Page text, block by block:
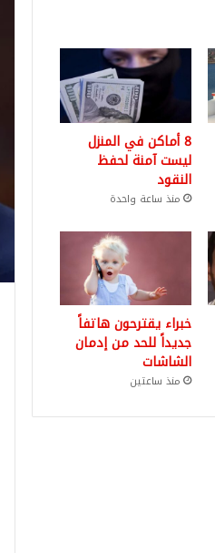
8 أماكن في المنزل
ليست آمنة لحفظ
النقود
منذ ساعة واحدة
خبراء يقترحون هاتفاً
جديداً للحد من إدمان
الشاشات
منذ ساعتين